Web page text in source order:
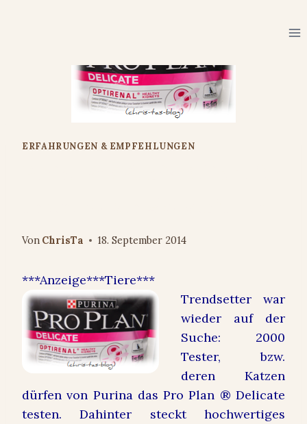
ERFAHRUNGEN & EMPFEHLUNGEN
Von ChrisTa 18. September 2014
***Anzeige***Tiere***
Trendsetter war
wieder auf der
Suche: 2000
Tester, bzw.
deren Katzen
dürfen von Purina das Pro Plan ® Delicate
testen. Dahinter steckt hochwertiges